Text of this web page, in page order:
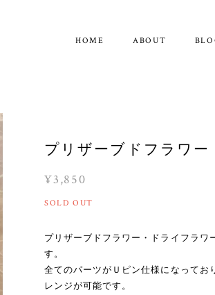
HOME ABOUT
プリザーブドフラワ
¥3,850
SOLD OUT
プリザーブドフラワー・ドライフラワ
す。
全てのパーツがＵピン仕様になってお
レンジが可能です。